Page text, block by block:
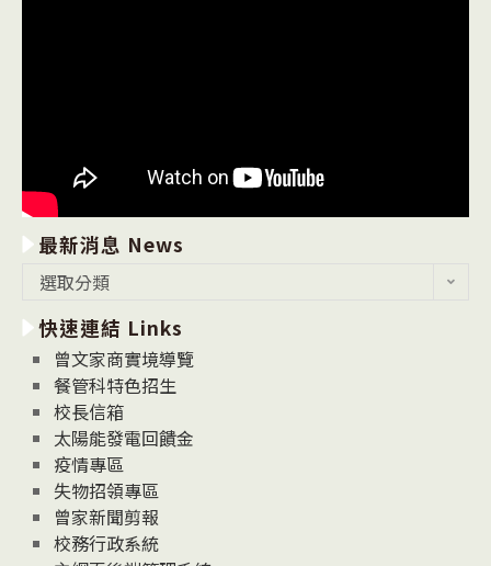
最新消息 News
消
息
News
選取分類
快速連結 Links
曾文家商實境導覽
餐管科特色招生
校長信箱
太陽能發電回饋金
疫情專區
失物招領專區
曾家新聞剪報
校務行政系統